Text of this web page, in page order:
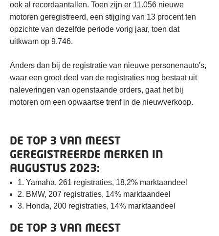
ook al recordaantallen. Toen zijn er 11.056 nieuwe
motoren geregistreerd, een stijging van 13 procent ten
opzichte van dezelfde periode vorig jaar, toen dat
uitkwam op 9.746.
Anders dan bij de registratie van nieuwe personenauto's,
waar een groot deel van de registraties nog bestaat uit
naleveringen van openstaande orders, gaat het bij
motoren om een opwaartse trenf in de nieuwverkoop.
DE TOP 3 VAN MEEST
GEREGISTREERDE MERKEN IN
AUGUSTUS 2023:
1. Yamaha, 261 registraties, 18,2% marktaandeel
2. BMW, 207 registraties, 14% marktaandeel
3. Honda, 200 registraties, 14% marktaandeel
DE TOP 3 VAN MEEST